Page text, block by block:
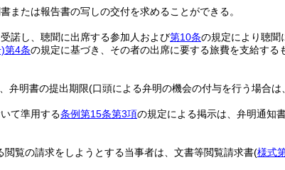
または報告書の写しの交付を求めることができる。
諾し、聴聞に出席する参加人および第10条の規定により聴聞
第4条の規定に基づき、その者の出席に要する旅費を支給する
弁明書の提出期限(口頭による弁明の機会の付与を行う場合は
て準用する条例第15条第3項の規定による掲示は、弁明通知
閲覧の請求をしようとする当事者は、文書等閲覧請求書(様式